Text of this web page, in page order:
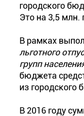
городского
Это на 3,5 млн.
В рамках
льготного
групп
бюджета
из городского
В 2016 году